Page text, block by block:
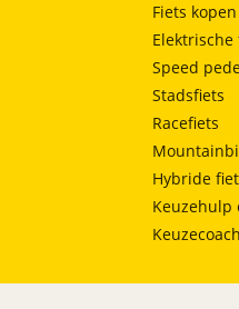
Fiets kopen
Elektrische
Speed
Stadsfiets
Racefiets
Hybride
Keuzehulp
Keuzecoach